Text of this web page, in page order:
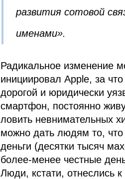
развития сотовой
именами».
Радикальное изменение
инициировал Apple, за
дорогой и юридически
смартфон, постоянно
ловить невнимательных
можно дать людям то, что
деньги (десятки тысяч
более-менее честные
Люди, кстати, отнеслись